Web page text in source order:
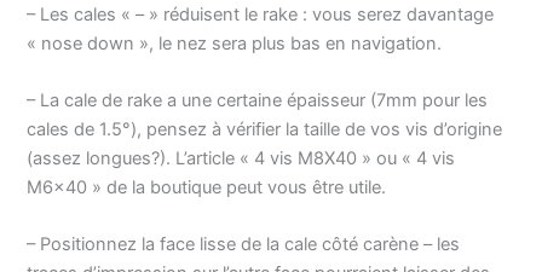
– Les cales « – » réduisent le rake : vous serez davantage
« nose down », le nez sera plus bas en navigation.
– La cale de rake a une certaine épaisseur (7mm pour les
cales de 1.5°), pensez à vérifier la taille de vos vis d’origine
(assez longues?). L’article « 4 vis M8X40 » ou « 4 vis
M6x40 » de la boutique peut vous être utile.
– Positionnez la face lisse de la cale côté carène – les